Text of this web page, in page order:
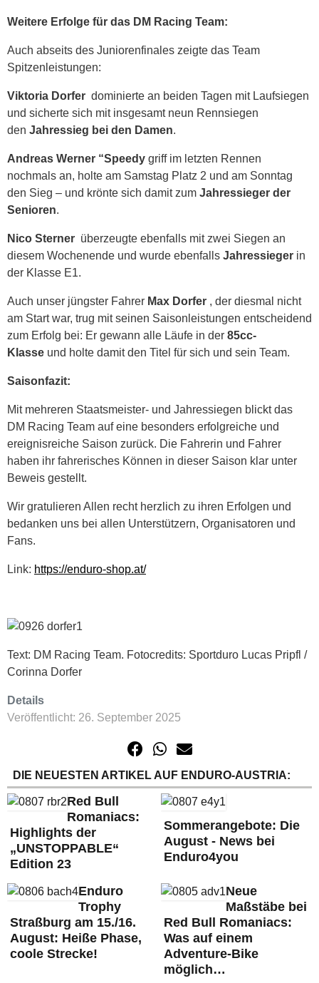
Weitere Erfolge für das DM Racing Team:
Auch abseits des Juniorenfinales zeigte das Team
Spitzenleistungen:
Viktoria Dorfer dominierte an beiden Tagen mit Laufsiegen
und sicherte sich mit insgesamt neun Rennsiegen
den Jahressieg bei den Damen.
Andreas Werner “Speedy griff im letzten Rennen
nochmals an, holte am Samstag Platz 2 und am Sonntag
den Sieg – und krönte sich damit zum Jahressieger der
Senioren.
Nico Sterner überzeugte ebenfalls mit zwei Siegen an
diesem Wochenende und wurde ebenfalls Jahressieger in
der Klasse E1.
Auch unser jüngster Fahrer Max Dorfer , der diesmal nicht
am Start war, trug mit seinen Saisonleistungen entscheidend
zum Erfolg bei: Er gewann alle Läufe in der 85cc-
Klasse und holte damit den Titel für sich und sein Team.
Saisonfazit:
Mit mehreren Staatsmeister- und Jahressiegen blickt das
DM Racing Team auf eine besonders erfolgreiche und
ereignisreiche Saison zurück. Die Fahrerin und Fahrer
haben ihr fahrerisches Können in dieser Saison klar unter
Beweis gestellt.
Wir gratulieren Allen recht herzlich zu ihren Erfolgen und
bedanken uns bei allen Unterstützern, Organisatoren und
Fans.
Link: https://enduro-shop.at/
Text: DM Racing Team. Fotocredits: Sportduro Lucas Pripfl /
Corinna Dorfer
Details
Veröffentlicht: 26. September 2025
DIE NEUESTEN ARTIKEL AUF ENDURO-AUSTRIA:
Red Bull
Romaniacs:
Highlights der
„UNSTOPPABLE“
Edition 23
Sommerangebote: Die
August - News bei
Enduro4you
Enduro
Trophy
Straßburg am 15./16.
August: Heiße Phase,
coole Strecke!
Neue
Maßstäbe bei
Red Bull Romaniacs:
Was auf einem
Adventure-Bike
möglich…